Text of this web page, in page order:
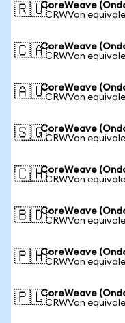
🇷🇺CoreWeave
1 CRWVon
🇨🇦CoreWeave
1 CRWVon equivale
🇦🇺CoreWeave
1 CRWVon equivale
🇸🇬CoreWeave
1 CRWVon equivale
🇨🇭CoreWeave
1 CRWVon
🇧🇩CoreWeave
1 CRWVon equivale
🇵🇭CoreWeave
1 CRWVon
🇵🇱CoreWeave
1 CRWVon